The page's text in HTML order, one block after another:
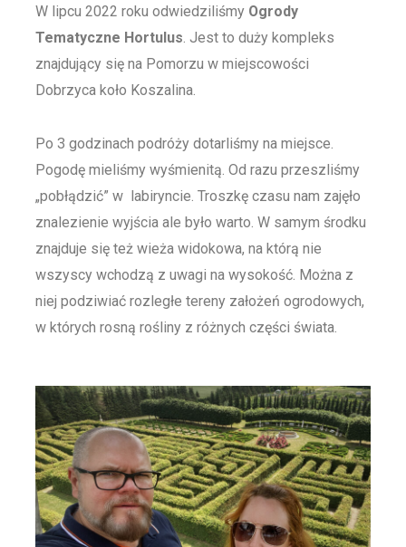
W lipcu 2022 roku odwiedziliśmy Ogrody
Tematyczne Hortulus . Jest to duży kompleks
znajdujący się na Pomorzu w miejscowości
Dobrzyca koło Koszalina.
Po 3 godzinach podróży dotarliśmy na miejsce.
Pogodę mieliśmy wyśmienitą. Od razu przeszliśmy
„pobłądzić” w labiryncie. Troszkę czasu nam zajęło
znalezienie wyjścia ale było warto. W samym środku
znajduje się też wieża widokowa, na którą nie
wszyscy wchodzą z uwagi na wysokość. Można z
niej podziwiać rozległe tereny założeń ogrodowych,
w których rosną rośliny z różnych części świata.